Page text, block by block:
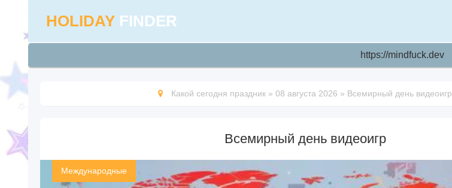
HOLIDAY FINDER
https://mindfuck.dev
Какой сегодня праздник » 08 августа 2026 » Всемирный день видеоигр
Всемирный день видеоигр
Международные